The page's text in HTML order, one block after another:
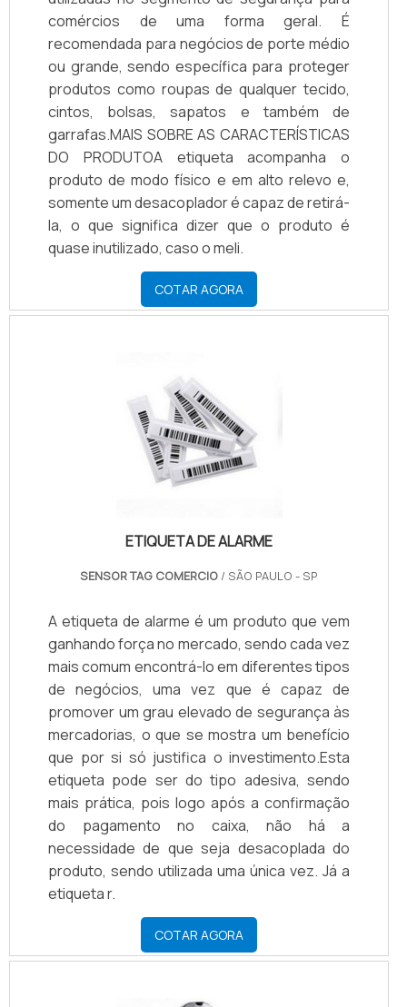
comércios de uma forma geral. É
recomendada para negócios de porte médio
ou grande, sendo específica para proteger
produtos como roupas de qualquer tecido,
cintos, bolsas, sapatos e também de
garrafas.MAIS SOBRE AS CARACTERÍSTICAS
DO PRODUTOA etiqueta acompanha o
produto de modo físico e em alto relevo e,
somente um desacoplador é capaz de retirá-
la, o que significa dizer que o produto é
quase inutilizado, caso o meli.
COTAR AGORA
ETIQUETA DE ALARME
SENSOR TAG COMERCIO / SÃO PAULO - SP
A etiqueta de alarme é um produto que vem
ganhando força no mercado, sendo cada vez
mais comum encontrá-lo em diferentes tipos
de negócios, uma vez que é capaz de
promover um grau elevado de segurança às
mercadorias, o que se mostra um benefício
que por si só justifica o investimento.Esta
etiqueta pode ser do tipo adesiva, sendo
mais prática, pois logo após a confirmação
do pagamento no caixa, não há a
necessidade de que seja desacoplada do
produto, sendo utilizada uma única vez. Já a
etiqueta r.
COTAR AGORA